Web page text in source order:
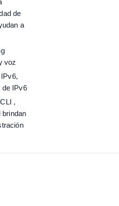
de
a
voz
de IPv6
,
brindan